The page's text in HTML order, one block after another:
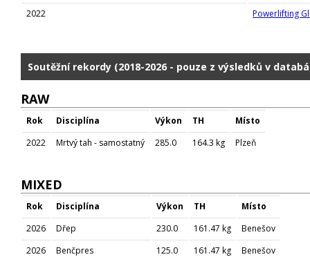
2022
Powerlifting
Soutěžní rekordy (2018-2026 - pouze z výsledků v
RAW
Rok Disciplína Výkon TH
Místo
2022
Mrtvý tah - samostatný 285.0 164.3 kg Plzeň
MIXED
Rok Disciplína Výkon TH
Místo
2026
Dřep 230.0 161.47 kg
Benešov
2026
Benčpres 125.0 161.47 kg
Benešov